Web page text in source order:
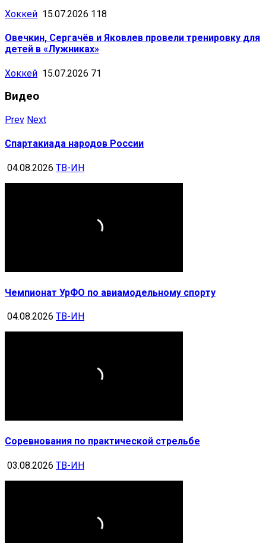
Хоккей 15.07.2026 118
Овечкин, Сергачёв и Яковлев провели тренировку для
детей в «Лужниках»
Хоккей 15.07.2026 71
Видео
Prev Next
Спартакиада народов России
04.08.2026 ТВ-ИН
Чемпионат УрФО по авиамодельному спорту
04.08.2026 ТВ-ИН
Соревнования по практической стрельбе
03.08.2026 ТВ-ИН